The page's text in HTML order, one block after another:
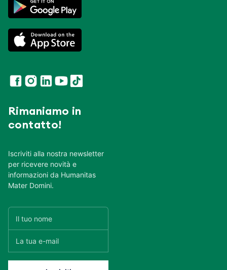
Rimaniamo in
contatto!
Iscriviti alla nostra newsletter
per ricevere novità e
informazioni da Humanitas
Mater Domini.